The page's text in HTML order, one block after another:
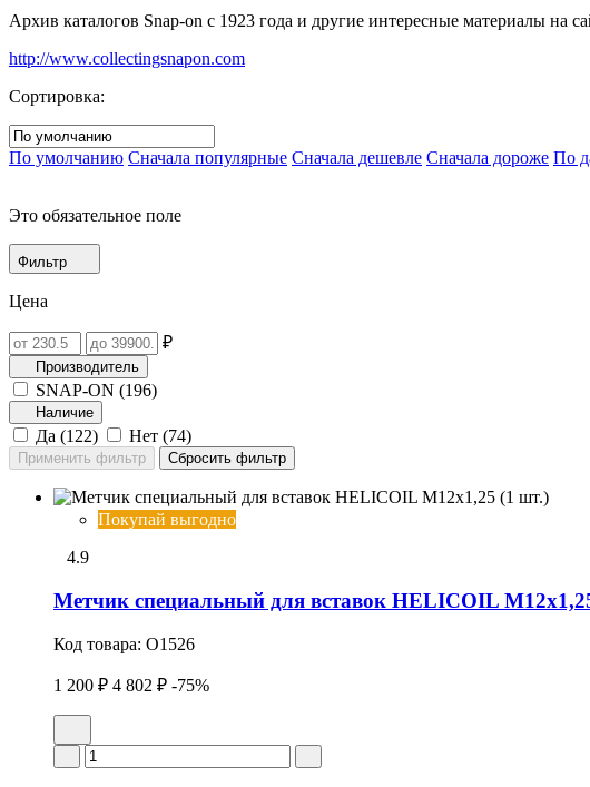
Архив каталогов Snap-on с 1923 года и другие интересные материалы на
http://www.collectingsnapon.com
Сортировка:
По умолчанию Сначала популярные Сначала дешевле Сначала дороже По
Это обязательное поле
Фильтр
Цена
₽
Производитель
SNAP-ON (196)
Наличие
Да (122) Нет (74)
Покупай выгодно
4.9
Метчик специальный для вставок HELICOIL
Код товара: O1526
1 200 ₽ 4 802 ₽ -75%